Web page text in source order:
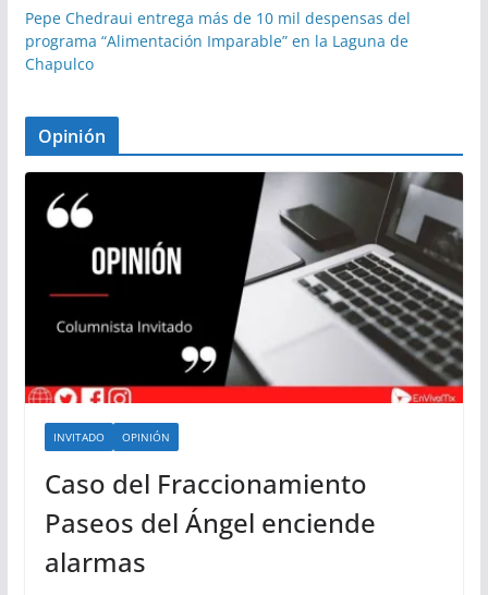
Pepe Chedraui entrega más de 10 mil despensas del
programa “Alimentación Imparable” en la Laguna de
Chapulco
Opinión
INVITADO OPINIÓN
Caso del Fraccionamiento
Paseos del Ángel enciende
alarmas